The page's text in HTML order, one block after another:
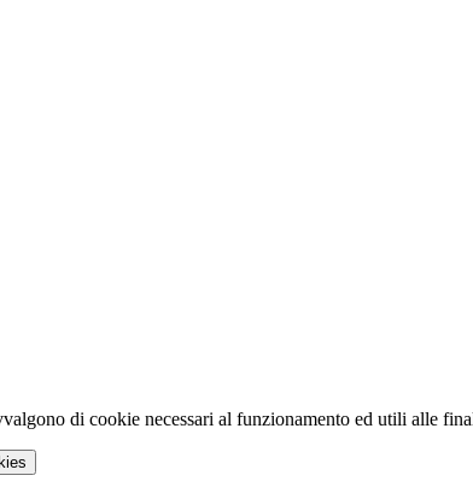
di cookie necessari al funzionamento ed utili alle